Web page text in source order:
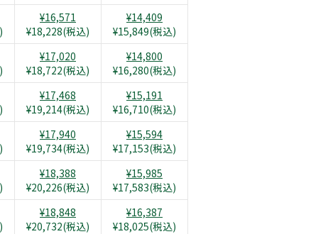
¥16,571
¥18,228(税込)
¥14,409
¥15,849(税込)
¥17,020
¥18,722(税込)
¥14,800
¥16,280(税込)
¥17,468
¥19,214(税込)
¥15,191
¥16,710(税込)
¥17,940
¥19,734(税込)
¥15,594
¥17,153(税込)
¥18,388
¥20,226(税込)
¥15,985
¥17,583(税込)
¥18,848
¥20,732(税込)
¥16,387
¥18,025(税込)